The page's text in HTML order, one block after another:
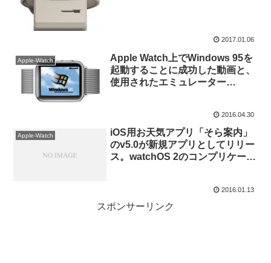
2017.01.06
Apple-Watch
Apple Watch上でWindows 95を
起動することに成功した動画と、
使用されたエミュレーター
2016.04.30
Apple-Watch
iOS用お天気アプリ「そら案内」
のv5.0が新規アプリとしてリリー
ス。watchOS 2のコンプリケーシ
2016.01.13
スポンサーリンク